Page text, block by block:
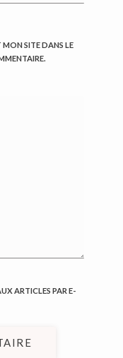
SITE DANS LE
ARTICLES PAR E-